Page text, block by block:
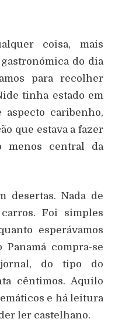
coisa, mais
do dia
para recolher
tinha estado em
aspecto caribenho,
que estava a fazer
menos central da
desertas. Nada de
Foi simples
esperávamos
compra-se
do tipo do
cêntimos. Aquilo
e há leitura
ler castelhano.